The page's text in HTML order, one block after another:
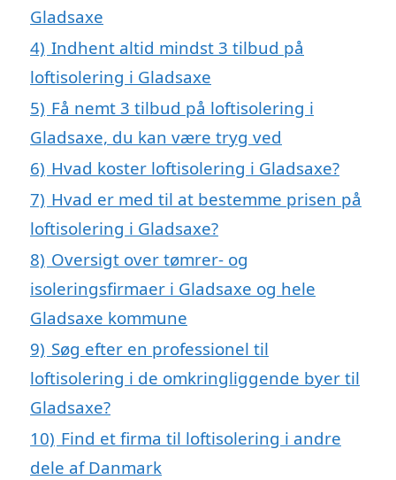
Gladsaxe
4) Indhent altid mindst 3 tilbud på
loftisolering i Gladsaxe
5) Få nemt 3 tilbud på loftisolering i
Gladsaxe, du kan være tryg ved
6) Hvad koster loftisolering i Gladsaxe?
7) Hvad er med til at bestemme prisen på
loftisolering i Gladsaxe?
8) Oversigt over tømrer- og
isoleringsfirmaer i Gladsaxe og hele
Gladsaxe kommune
9) Søg efter en professionel til
loftisolering i de omkringliggende byer til
Gladsaxe?
10) Find et firma til loftisolering i andre
dele af Danmark